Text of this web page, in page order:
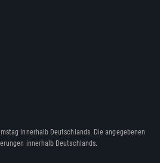
innerhalb Deutschlands. Die angegebenen
innerhalb Deutschlands.